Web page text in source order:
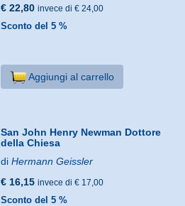
€ 22,80 invece di € 24,00
Sconto del 5 %
Aggiungi al carrello
San John Henry Newman Dottore
della Chiesa
diHermann Geissler
€ 16,15 invece di € 17,00
Sconto del 5 %